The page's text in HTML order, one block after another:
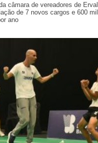
câmara de vereadores de
de 7 novos cargos e 600
ano